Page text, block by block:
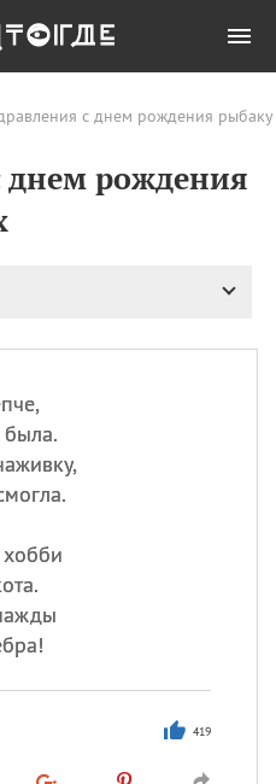
с днем рождения
днем рождения
419
Все
Преображение
Господне у западных
Романа и Давида
маяка
празднуют именины
, Афанасий,Борис